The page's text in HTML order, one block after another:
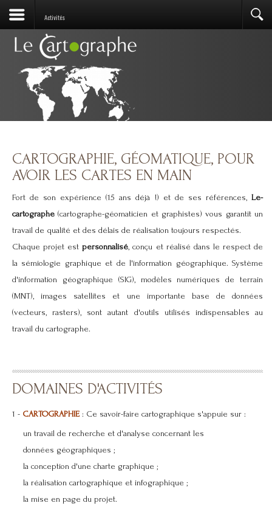
Activités
CARTOGRAPHIE, GÉOMATIQUE, POUR
AVOIR LES CARTES EN MAIN
Fort de son expérience (15 ans déjà !) et de ses références,Le-
cartographe (cartographe-géomaticien et graphistes) vous garantit un
travail de qualité et des délais de réalisation toujours respectés.
Chaque projet estpersonnalisé, conçu et réalisé dans le respect de
la sémiologie graphique et de l'information géographique. Système
d'information géographique (SIG), modèles numériques de terrain
(MNT), images satellites et une importante base de données
(vecteurs, rasters), sont autant d'outils utilisés indispensables au
travail du cartographe.
DOMAINES D'ACTIVITÉS
1 - CARTOGRAPHIE: Ce savoir-faire cartographique s'appuie sur :
un travail de recherche et d'analyse concernant les
données géographiques ;
la conception d'une charte graphique ;
la réalisation cartographique et infographique ;
la mise en page du projet.